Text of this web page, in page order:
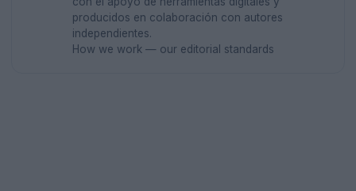
producidos en colaboración con autores
independientes.
How we work — our editorial standards